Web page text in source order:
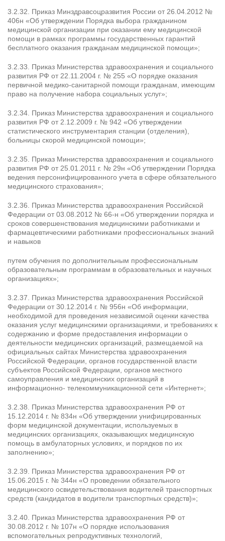
3.2.32. Приказ Минздравсоцразвития России от 26.04.2012 №
406н «Об утверждении Порядка выбора гражданином
медицинской организации при оказании ему медицинской
помощи в рамках программы государственных гарантий
бесплатного оказания гражданам медицинской помощи»;
3.2.33. Приказ Министерства здравоохранения и социального
развития РФ от 22.11.2004 г. № 255 «О порядке оказания
первичной медико-санитарной помощи гражданам, имеющим
право на получение набора социальных услуг»;
3.2.34. Приказ Министерства здравоохранения и социального
развития РФ от 2.12.2009 г. № 942 «Об утверждении
статистического инструментария станции (отделения),
больницы скорой медицинской помощи»;
3.2.35. Приказ Министерства здравоохранения и социального
развития РФ от 25.01.2011 г. № 29н «Об утверждении Порядка
ведения персонифицированного учета в сфере обязательного
медицинского страхования»;
3.2.36. Приказ Министерства здравоохранения Российской
Федерации от 03.08.2012 № 66-н «Об утверждении порядка и
сроков совершенствования медицинскими работниками и
фармацевтическими работниками профессиональных знаний
и навыков
путем обучения по дополнительным профессиональным
образовательным программам в образовательных и научных
организациях»;
3.2.37. Приказ Министерства здравоохранения Российской
Федерации от 30.12.2014 г. № 956н «Об информации,
необходимой для проведения независимой оценки качества
оказания услуг медицинскими организациями, и требованиях к
содержанию и форме предоставления информации о
деятельности медицинских организаций, размещаемой на
официальных сайтах Министерства здравоохранения
Российской Федерации, органов государственной власти
субъектов Российской Федерации, органов местного
самоуправления и медицинских организаций в
информационно- телекоммуникационной сети «Интернет»;
3.2.38. Приказ Министерства здравоохранения РФ от
15.12.2014 г. № 834н «Об утверждении унифицированных
форм медицинской документации, используемых в
медицинских организациях, оказывающих медицинскую
помощь в амбулаторных условиях, и порядков по их
заполнению»;
3.2.39. Приказ Министерства здравоохранения РФ от
15.06.2015 г. № 344н «О проведении обязательного
медицинского освидетельствования водителей транспортных
средств (кандидатов в водители транспортных средств)»;
3.2.40. Приказ Министерства здравоохранения РФ от
30.08.2012 г. № 107н «О порядке использования
вспомогательных репродуктивных технологий,